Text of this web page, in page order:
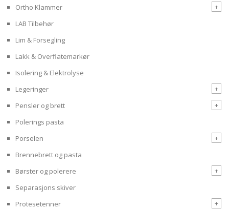
Ortho Klammer
+
LAB Tilbehør
Lim & Forsegling
Lakk & Overflatemarkør
Isolering & Elektrolyse
Legeringer
+
Pensler og brett
+
Polerings pasta
Porselen
+
Brennebrett og pasta
Børster og polerere
+
Separasjons skiver
Protesetenner
+